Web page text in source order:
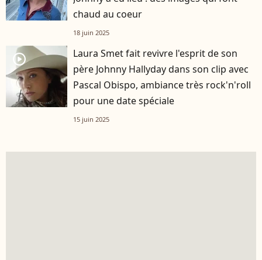
chaud au coeur
18 juin 2025
player2
Laura Smet fait revivre l'esprit de son
père Johnny Hallyday dans son clip avec
Pascal Obispo, ambiance très rock'n'roll
pour une date spéciale
15 juin 2025